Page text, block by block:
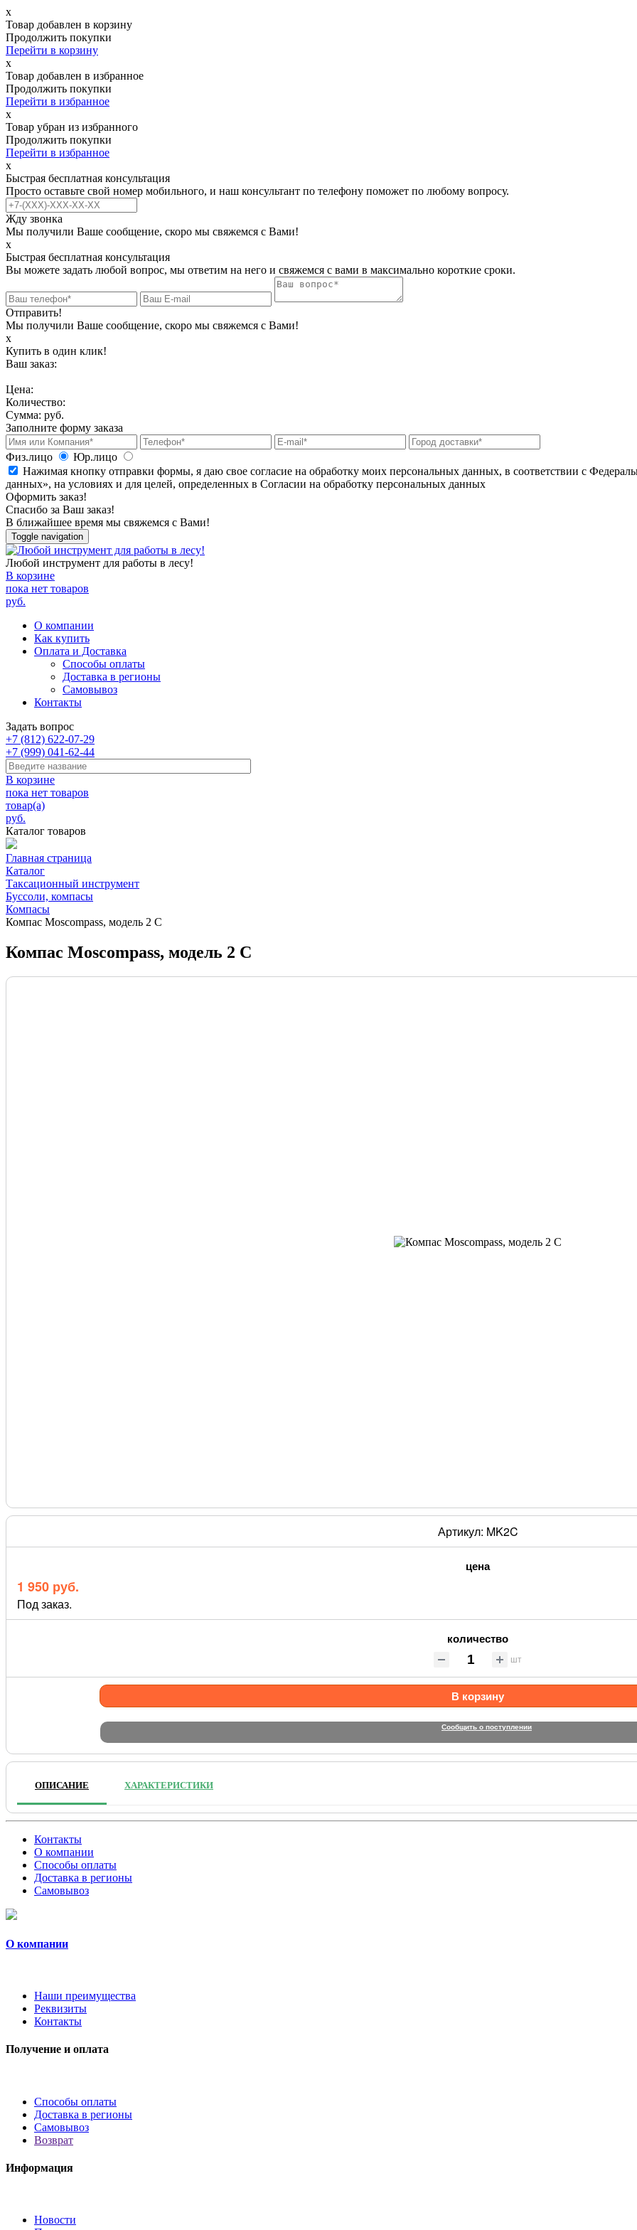
х
Товар добавлен в корзину
Продолжить покупки
Перейти в корзину
х
Товар добавлен в избранное
Продолжить покупки
Перейти в избранное
х
Товар убран из избранного
Продолжить покупки
Перейти в избранное
х
Быстрая бесплатная консультация
Просто оставьте свой номер мобильного, и наш консультант по телефону поможет по любому вопросу.
Жду звонка
Мы получили Ваше сообщение, скоро мы свяжемся с Вами!
х
Быстрая бесплатная консультация
Вы можете задать любой вопрос, мы ответим на него и свяжемся с вами в максимально короткие сроки.
Отправить!
Мы получили Ваше сообщение, скоро мы свяжемся с Вами!
х
Купить в один клик!
Ваш заказ:
Цена:
Количество:
Сумма: руб.
Заполните форму заказа
Физ.лицо
Юр.лицо
Нажимая кнопку отправки формы, я даю свое согласие на обработку моих персональных данных, в соответствии с
данных», на условиях и для целей, определенных в Согласии на обработку персональных данных
Оформить заказ!
Спасибо за Ваш заказ!
В ближайшее время мы свяжемся с Вами!
Toggle navigation
Любой инструмент для работы в лесу!
В корзине
пока нет товаров
руб.
О компании
Как купить
Оплата и Доставка
Способы оплаты
Доставка в регионы
Самовывоз
Контакты
Задать вопрос
+7 (812) 622-07-29
+7 (999) 041-62-44
В корзине
пока нет товаров
товар(а)
руб.
Каталог товаров
Главная страница
Каталог
Таксационный инструмент
Буссоли, компасы
Компасы
Компас Moscompass, модель 2 С
Компас Moscompass, модель 2 С
Артикул: MK2C
цена
1 950 руб.
Под заказ.
количество
шт
В корзину
Сообщить о поступлении
ОПИСАНИЕ ХАРАКТЕРИСТИКИ
Контакты
О компании
Способы оплаты
Доставка в регионы
Самовывоз
О компании
Наши преимущества
Реквизиты
Контакты
Получение и оплата
Способы оплаты
Доставка в регионы
Самовывоз
Возврат
Информация
Новости